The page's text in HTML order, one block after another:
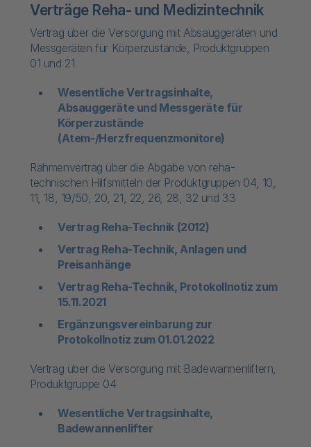
Verträge Reha- und Medizintechnik
Vertrag über die Versorgung mit Absauggeräten und
Messgeräten für Körperzustände, Produktgruppen
01 und 21
Wesentliche Vertragsinhalte,
Absauggeräte und Messgeräte für
Körperzustände
(Atem-/Herzfrequenzmonitore)
Rahmenvertrag über die Abgabe von reha-
technischen Hilfsmitteln der Produktgruppen 04, 10,
11, 18, 19/50, 20, 21, 22, 26, 28, 32 und 33
Vertrag Reha-Technik (2012)
Vertrag Reha-Technik, Anlagen und
Preisanhänge
Vertrag Reha-Technik, Protokollnotiz zum
15.11.2021
Ergänzungsvereinbarung zur
Protokollnotiz zum 01.01.2022​
Vertrag über die Versorgung mit Badewannenliftern,
Produktgruppe 04
Wesentliche Vertragsinhalte,
Badewannenlifter